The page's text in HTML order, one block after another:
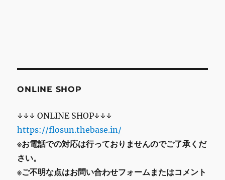
ONLINE SHOP
↓↓↓ ONLINE SHOP↓↓↓
https://flosun.thebase.in/
※お電話での対応は行っておりませんのでご了承くだ
さい。
※ご不明な点はお問い合わせフォームまたはコメント